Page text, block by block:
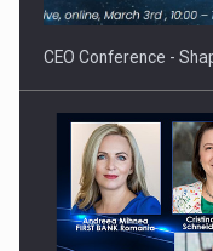
CEO Conference -